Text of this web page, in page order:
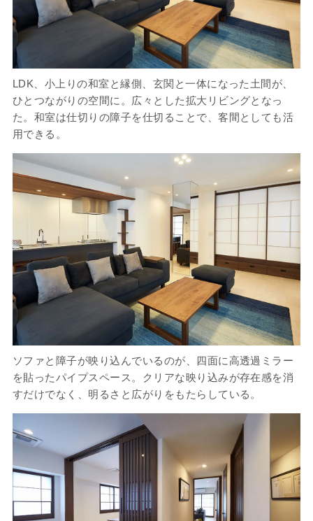
LDK、小上りの和室と縁側、玄関と一体になった土間が、
ひとつながりの空間に。広々とした拡大リビングとなっ
た。和室は仕切りの障子を仕切ることで、客間としても活
用できる。
ソファと障子が映り込んでいるのが、四面に高透過ミラー
を貼ったパイプスペース。クリアな映り込みが存在感を消
すだけでなく、明るさと広がりをもたらしている。